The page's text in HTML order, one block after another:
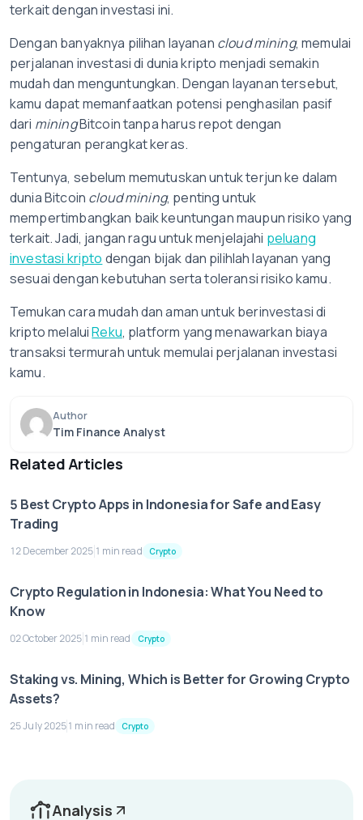
terkait dengan investasi ini.
Dengan banyaknya pilihan layanan cloud mining, memulai
perjalanan investasi di dunia kripto menjadi semakin
mudah dan menguntungkan. Dengan layanan tersebut,
kamu dapat memanfaatkan potensi penghasilan pasif
dari miningBitcoin tanpa harus repot dengan
pengaturan perangkat keras.
Tentunya, sebelum memutuskan untuk terjun ke dalam
dunia Bitcoin cloud mining, penting untuk
mempertimbangkan baik keuntungan maupun risiko yang
terkait. Jadi, jangan ragu untuk menjelajahi peluang
investasi kripto dengan bijak dan pilihlah layanan yang
sesuai dengan kebutuhan serta toleransi risiko kamu.
Temukan cara mudah dan aman untuk berinvestasi di
kripto melaluiReku, platform yang menawarkan biaya
transaksi termurah untuk memulai perjalanan investasi
kamu.
Author
Tim Finance Analyst
Related Articles
5 Best Crypto Apps in Indonesia for Safe and Easy
Trading
12 December 2025 1 min read Crypto
Crypto Regulation in Indonesia: What You Need to
Know
02 October 2025 1 min read Crypto
Staking vs. Mining, Which is Better for Growing Crypto
Assets?
25 July 20251 min read Crypto
Analysis